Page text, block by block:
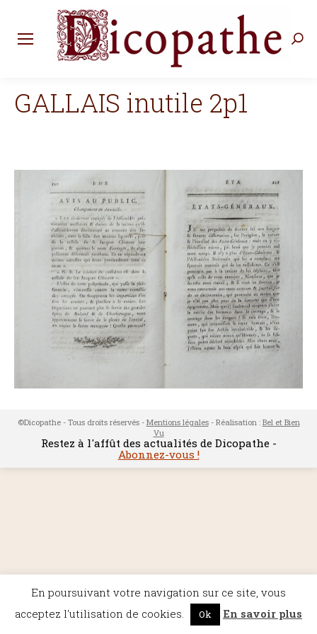
GALLAIS inutile 2p1
©Dicopathe - Tous droits réservés - Mentions légales- Réalisation : Bel et Bien
Vu
Restez à l'affût des actualités de Dicopathe -
Abonnez-vous !
En poursuivant votre navigation sur ce site, vous
acceptez l'utilisation de cookies.
Ok En savoir plus